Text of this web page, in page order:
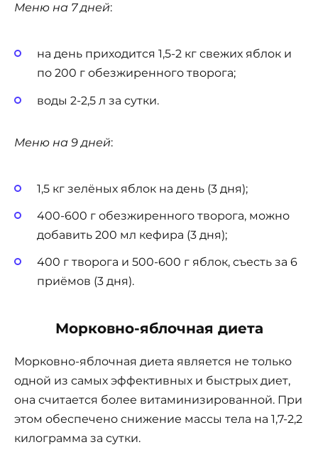
Меню на 7 дней:
на день приходится 1,5-2 кг свежих яблок и
по 200 г обезжиренного творога;
воды 2-2,5 л за сутки.
Меню на 9 дней:
1,5 кг зелёных яблок на день (3 дня);
400-600 г обезжиренного творога, можно
добавить 200 мл кефира (3 дня);
400 г творога и 500-600 г яблок, съесть за 6
приёмов (3 дня).
Морковно-яблочная диета
Морковно-яблочная диета является не только
одной из самых эффективных и быстрых диет,
она считается более витаминизированной. При
этом обеспечено снижение массы тела на 1,7-2,2
килограмма за сутки.